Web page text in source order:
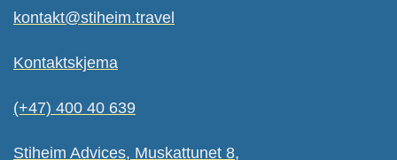
kontakt@stiheim.travel
Kontaktskjema
(+47) 400 40 639
Stiheim Advices, Muskattunet 8,